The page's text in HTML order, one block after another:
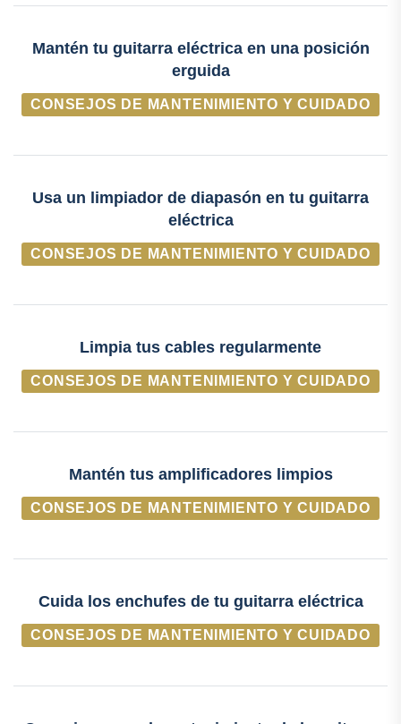
Mantén tu guitarra eléctrica en una posición
erguida
CONSEJOS DE MANTENIMIENTO Y CUIDADO
Usa un limpiador de diapasón en tu guitarra
eléctrica
CONSEJOS DE MANTENIMIENTO Y CUIDADO
Limpia tus cables regularmente
CONSEJOS DE MANTENIMIENTO Y CUIDADO
Mantén tus amplificadores limpios
CONSEJOS DE MANTENIMIENTO Y CUIDADO
Cuida los enchufes de tu guitarra eléctrica
CONSEJOS DE MANTENIMIENTO Y CUIDADO